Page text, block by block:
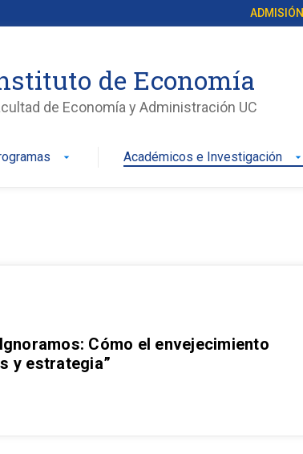
ADMISIÓN
de Economía
de Economía y Administración UC
arrow_drop_down Académicos e Investigación arrow_drop_down
Cómo el envejecimiento
y estrategia”